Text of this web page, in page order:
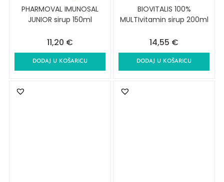
PHARMOVAL IMUNOSAL
JUNIOR sirup 150ml
11,20 €
DODAJ U KOŠARICU
BIOVITALIS 100%
MULTIvitamin sirup 200ml
14,55 €
DODAJ U KOŠARICU